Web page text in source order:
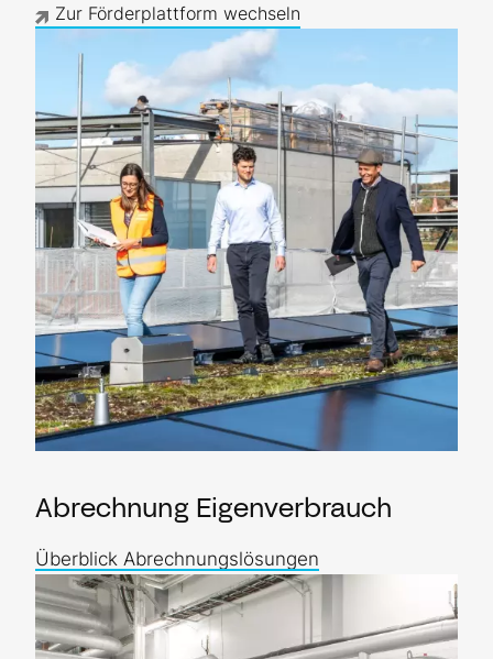
Zur Förderplattform wechseln
Abrechnung Eigenverbrauch
Überblick Abrechnungslösungen